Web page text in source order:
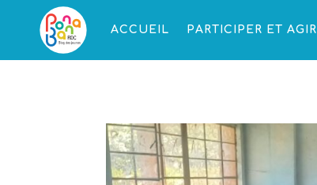
ACCUEIL PARTICIPER ET AGIR